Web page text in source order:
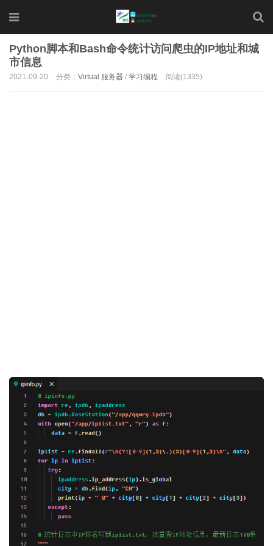
Python脚本和Bash命令统计访问爬虫的IP地址和城
市信息
2021-09-20 分类： Virtual 服务器 / 学习编程 阅读(1335)